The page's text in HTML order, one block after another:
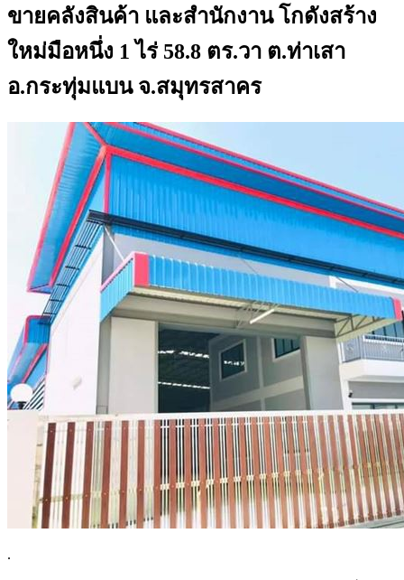
ขายคลังสินค้า และสำนักงาน โกดังสร้าง
ใหม่มือหนึ่ง 1 ไร่ 58.8 ตร.วา ต.ท่าเสา
อ.กระทุ่มแบน จ.สมุทรสาคร
.